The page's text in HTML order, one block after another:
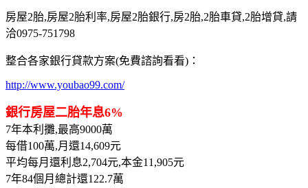
房屋2胎,房屋2胎利率,房屋2胎銀行,房2胎,2胎車貸,2胎增貸,請
洽0975-751798
整合各家銀行貸款方案(免費諮詢看看)：
http://www.youbao99.com/
銀行房屋二胎年息6%
7年本利攤,最高9000萬
每借100萬,月還14,609元
平均每月還利息2,704元,本金11,905元
7年84個月總計還122.7萬